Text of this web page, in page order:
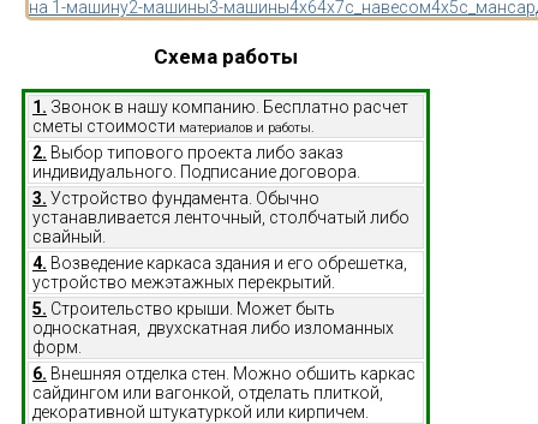
на 1-машину2-машины3-машины4x64x7с_навесом4x5
Схема работы
1. Звонок в нашу компанию. Бесплатно расчет
сметы стоимости материалов и работы.
2. Выбор типового проекта либо заказ
индивидуального. Подписание договора.
3. Устройство фундамента. Обычно
устанавливается ленточный, столбчатый либо
свайный.
4. Возведение каркаса здания и его обрешетка,
устройство межэтажных перекрытий.
5. Строительство крыши. Может быть
односкатная, двухскатная либо изломанных
форм.
6. Внешняя отделка стен. Можно обшить каркас
сайдингом или вагонкой, отделать плиткой,
декоративной штукатуркой или кирпичем.